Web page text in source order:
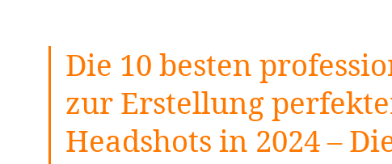
Die 10 besten
zur Erstellung
Headshots in 2024 –